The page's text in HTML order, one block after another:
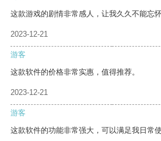
这款游戏的剧情非常感人，让我久久不能忘怀
2023-12-21
游客
这款软件的价格非常实惠，值得推荐。
2023-12-21
游客
这款软件的功能非常强大，可以满足我日常使